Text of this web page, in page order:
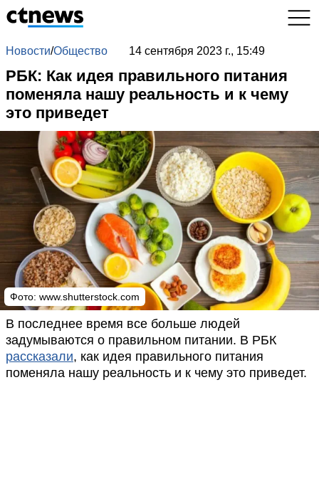
Новости/Общество 14 сентября 2023 г., 15:49
РБК: Как идея правильного питания
поменяла нашу реальность и к чему
это приведет
Фото: www.shutterstock.com
В последнее время все больше людей
задумываются о правильном питании. В РБК
рассказали, как идея правильного питания
поменяла нашу реальность и к чему это приведет.